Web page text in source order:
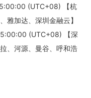
(UTC+08) 【杭
雅加达、深圳金融云】
(UTC+08) 【深
、河源、曼谷、呼和浩